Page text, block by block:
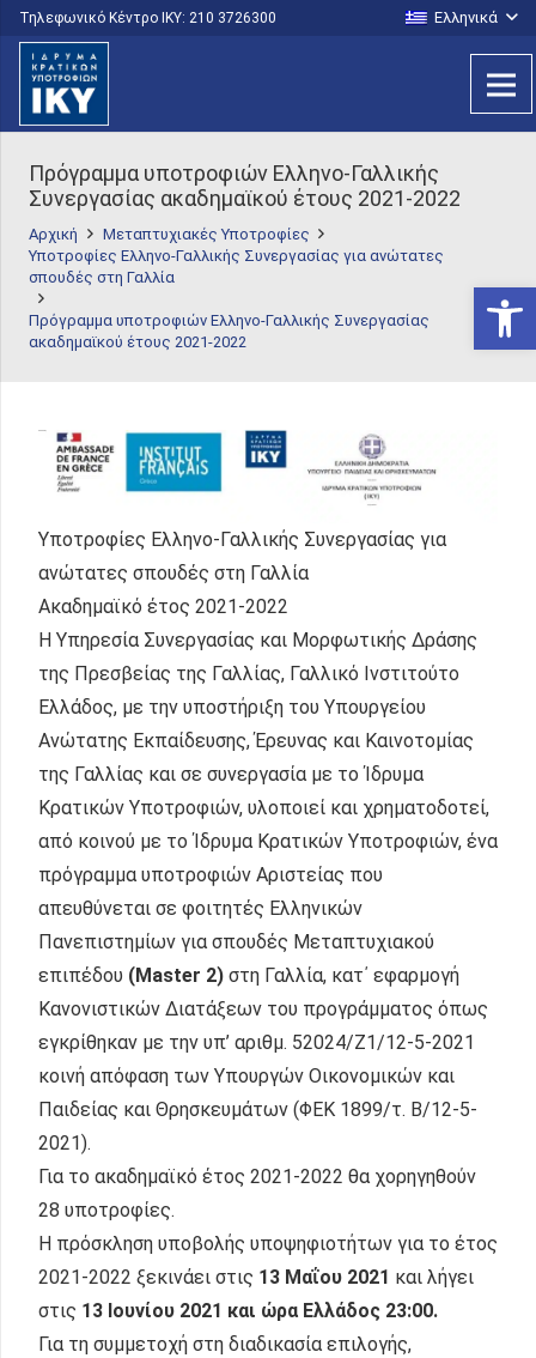
Τηλεφωνικό Κέντρο IKY: 210 3726300 Ελληνικά
Πρόγραμμα υποτροφιών Ελληνο-Γαλλικής
Συνεργασίας ακαδημαϊκού έτους 2021-2022
Αρχική
Μεταπτυχιακές Υποτροφίες
Υποτροφίες Ελληνο-Γαλλικής Συνεργασίας για ανώτατες
σπουδές στη Γαλλία
Πρόγραμμα υποτροφιών Ελληνο-Γαλλικής Συνεργασίας
ακαδημαϊκού έτους 2021-2022
Υποτροφίες Ελληνο-Γαλλικής Συνεργασίας για
ανώτατες σπουδές στη Γαλλία
Ακαδημαϊκό έτος 2021-2022
H Υπηρεσία Συνεργασίας και Μορφωτικής Δράσης
της Πρεσβείας της Γαλλίας, Γαλλικό Ινστιτούτο
Ελλάδος, με την υποστήριξη του Υπουργείου
Ανώτατης Εκπαίδευσης, Έρευνας και Καινοτομίας
της Γαλλίας και σε συνεργασία με το Ίδρυμα
Κρατικών Υποτροφιών, υλοποιεί και χρηματοδοτεί,
από κοινού με το Ίδρυμα Κρατικών Υποτροφιών, ένα
πρόγραμμα υποτροφιών Αριστείας που
απευθύνεται σε φοιτητές Ελληνικών
Πανεπιστημίων για σπουδές Μεταπτυχιακού
επιπέδου (Master 2) στη Γαλλία, κατ΄ εφαρμογή
Κανονιστικών Διατάξεων του προγράμματος όπως
εγκρίθηκαν με την υπ’ αριθμ. 52024/Ζ1/12-5-2021
κοινή απόφαση των Υπουργών Οικονομικών και
Παιδείας και Θρησκευμάτων (ΦΕΚ 1899/τ. Β/12-5-
2021).
Για το ακαδημαϊκό έτος 2021-2022 θα χορηγηθούν
28 υποτροφίες.
Η πρόσκληση υποβολής υποψηφιοτήτων για το έτος
2021-2022 ξεκινάει στις 13 Μαΐου 2021 και λήγει
στις 13 Ιουνίου 2021 και ώρα Ελλάδος 23:00.
Για τη συμμετοχή στη διαδικασία επιλογής,